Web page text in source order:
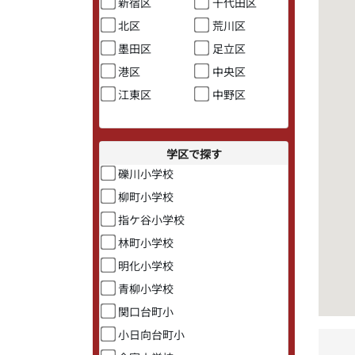
北区
荒川区
墨田区
足立区
港区
中央区
江東区
中野区
学区で探す
礫川小学校
柳町小学校
指ケ谷小学校
林町小学校
明化小学校
青柳小学校
関口台町小
小日向台町小